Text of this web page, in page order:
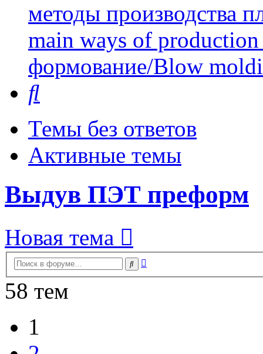
методы производства
main ways of
формование/Blow
Темы без ответов
Активные темы
Выдув ПЭТ преформ
Новая тема
Поиск
58 тем
1